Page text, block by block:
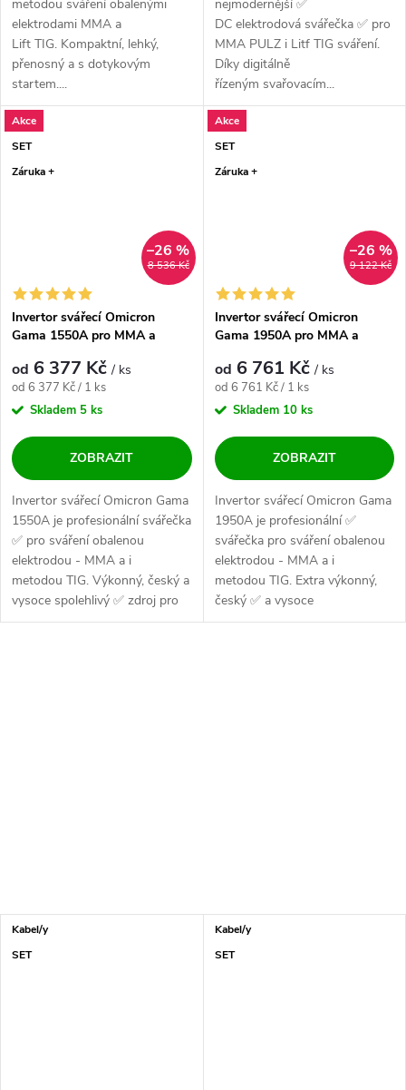
metodou sváření obalenými
elektrodami MMA a
Lift TIG. Kompaktní, lehký,
přenosný a s dotykovým
startem....
nejmodernější ✅
DC elektrodová svářečka ✅ pro
MMA PULZ i Litf TIG sváření.
Díky digitálně
řízeným svařovacím...
Akce
SET
Záruka +
8 536 Kč
–26 %
Invertor svářecí Omicron
Gama 1550A pro MMA a
od 6 377 Kč/ ks
Měrná cena:
od 6 377 Kč / 1 ks
Skladem 5 ks
ZOBRAZIT
Invertor svářecí Omicron Gama
1550A je profesionální svářečka
✅ pro sváření obalenou
elektrodou - MMA a i
metodou TIG. Výkonný, český a
vysoce spolehlivý ✅ zdroj pro
všechny...
Akce
SET
Záruka +
9 122 Kč
–26 %
Invertor svářecí Omicron
Gama 1950A pro MMA a
od 6 761 Kč/ ks
Měrná cena:
od 6 761 Kč / 1 ks
Skladem 10 ks
ZOBRAZIT
Invertor svářecí Omicron Gama
1950A je profesionální ✅
svářečka pro sváření obalenou
elektrodou - MMA a i
metodou TIG. Extra výkonný,
český ✅ a vysoce
spolehlivý zdroj pro...
Kabel/y
SET
Kabel/y
SET